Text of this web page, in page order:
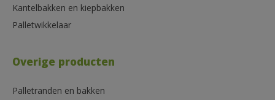
Kantelbakken en kiepbakken
Palletwikkelaar
Overige producten
Palletranden en bakken